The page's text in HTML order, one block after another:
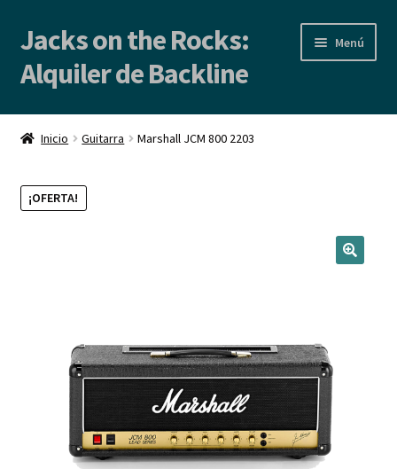
Ir
a
la
Ir
al
contenido
Jacks on the Rocks:
Alquiler de Backline
Menú
Inicio
Locales de Ensayo
Inicio Guitarra Marshall JCM 800 2203
¡OFERTA!